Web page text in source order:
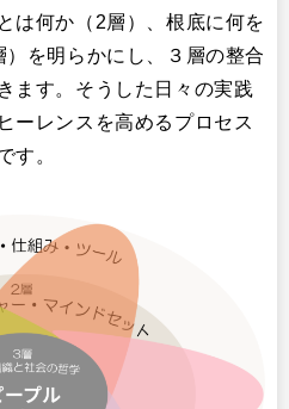
は何か（2層）、根底に何を
を明らかにし、３層の整合
ます。そうした日々の実践
ーレンスを高めるプロセス
す。